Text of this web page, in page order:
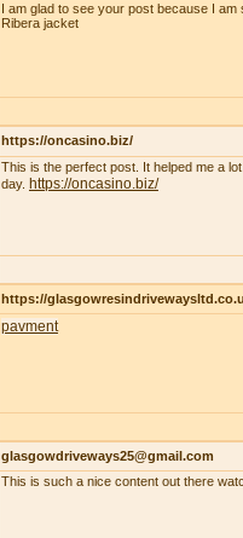
I am glad to see your post because I
Ribera jacket
https://oncasino.biz/
This is the perfect post. It helped me a
day. https://oncasino.biz/
https://
pavment
glasgowdriveways25@gmail.com
This is such a nice content out there